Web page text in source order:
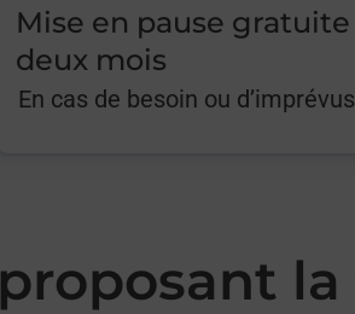
Mise en pause
deux mois
En cas de besoin ou d’imprévus